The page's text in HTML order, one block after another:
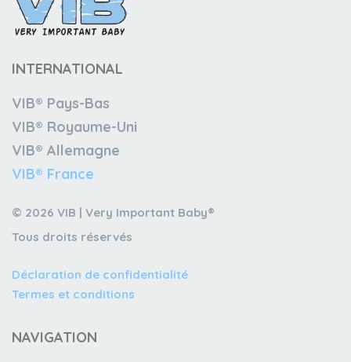
INTERNATIONAL
VIB® Pays-Bas
VIB® Royaume-Uni
VIB® Allemagne
VIB® France
© 2026 VIB | Very Important Baby®
Tous droits réservés
Déclaration de confidentialité
Termes et conditions
NAVIGATION